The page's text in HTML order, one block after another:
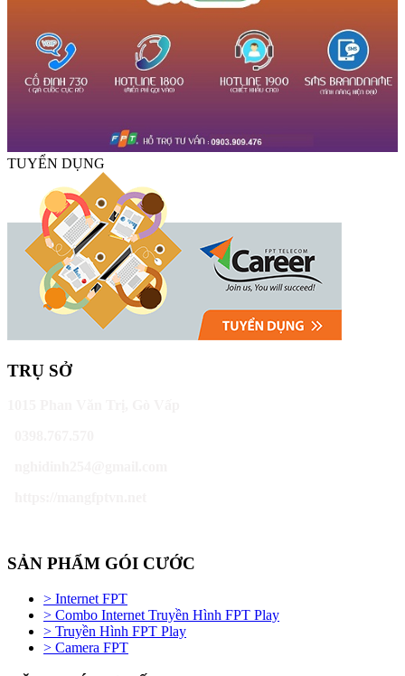
TUYỂN DỤNG
TRỤ SỞ
SẢN PHẨM GÓI CƯỚC
> Internet FPT
> Combo Internet Truyền Hình FPT Play
> Truyền Hình FPT Play
> Camera FPT